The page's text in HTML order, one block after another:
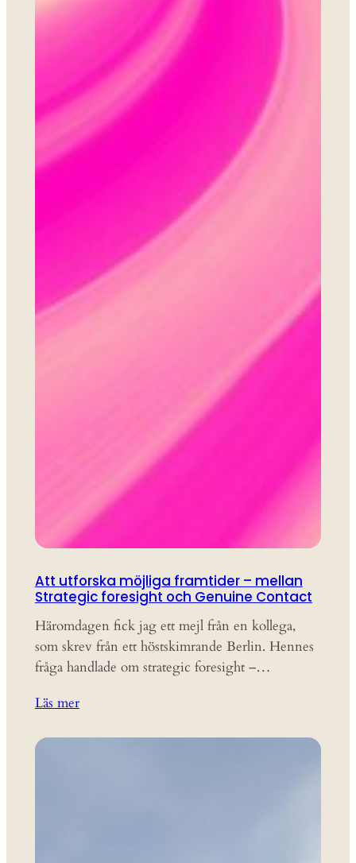
Att utforska möjliga framtider – mellan
Strategic foresight och Genuine Contact
Häromdagen fick jag ett mejl från en kollega,
som skrev från ett höstskimrande Berlin. Hennes
fråga handlade om strategic foresight –…
Läs mer